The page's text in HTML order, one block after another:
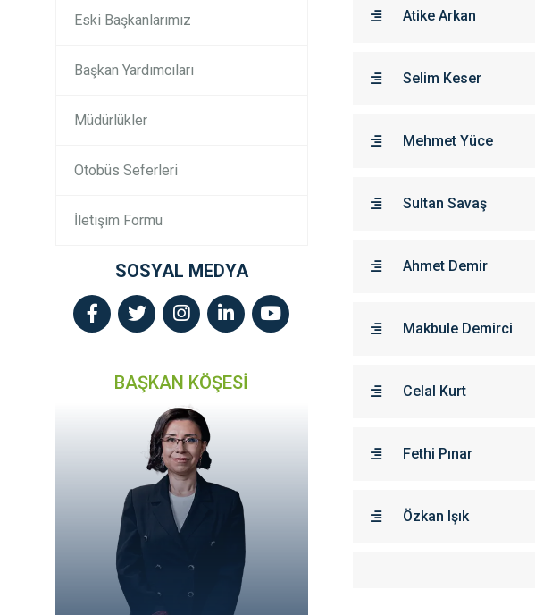
Eski Başkanlarımız
Başkan Yardımcıları
Müdürlükler
Otobüs Seferleri
İletişim Formu
SOSYAL MEDYA
BAŞKAN KÖŞESİ
Atike Arkan
Selim Keser
Mehmet Yüce
Sultan Savaş
Ahmet Demir
Makbule Demirci
Celal Kurt
Fethi Pınar
Özkan Işık